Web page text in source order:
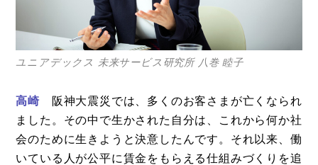
ユニアデックス 未来サービス研究所 八巻 睦子
高崎 阪神大震災では、多くのお客さまが亡くなられ
ました。その中で生かされた自分は、これから何か社
会のために生きようと決意したんです。それ以来、働
いている人が公平に賃金をもらえる仕組みづくりを追